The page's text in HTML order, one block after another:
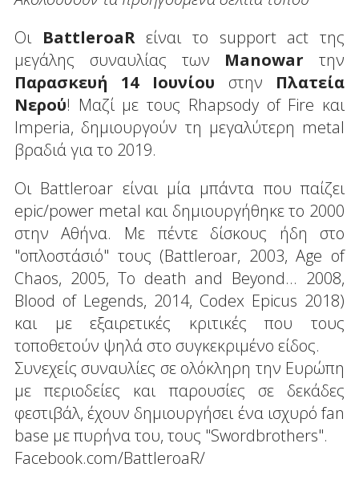
Oι BattleroaRείναι το support act της
μεγάλης συναυλίας των Manowar την
Παρασκευή 14 Ιουνίου στην Πλατεία
Νερού! Μαζί με τους Rhapsody of Fire και
Ιmperia, δημιουργούν τη μεγαλύτερη metal
βραδιά για το 2019.
Οι Battleroar είναι μία μπάντα που παίζει
epic/power metal και δημιουργήθηκε το 2000
στην Αθήνα. Με πέντε δίσκους ήδη στο
"οπλοστάσιό" τους (Battleroar, 2003, Age of
Chaos, 2005, To death and Beyond... 2008,
Blood of Legends, 2014, Codex Epicus 2018)
και με εξαιρετικές κριτικές που τους
τοποθετούν ψηλά στο συγκεκριμένο είδος.
Συνεχείς συναυλίες σε ολόκληρη την Ευρώπη
με περιοδείες και παρουσίες σε δεκάδες
φεστιβάλ, έχουν δημιουργήσει ένα ισχυρό fan
base με πυρήνα του, τους "Swordbrothers".
Facebook.com/BattleroaR/